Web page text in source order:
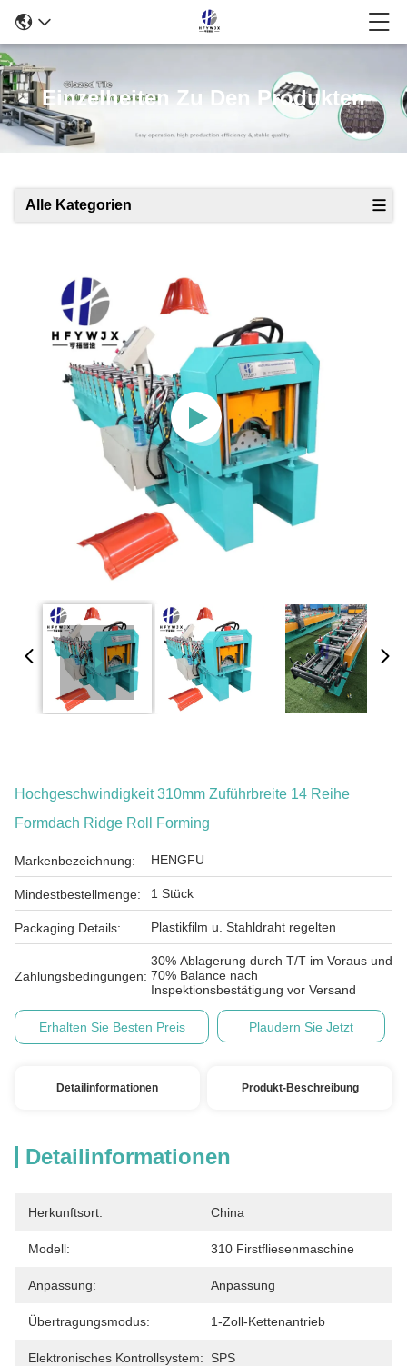
Einzelheiten Zu Den Produkten
Alle Kategorien
Hochgeschwindigkeit 310mm Zuführbreite 14 Reihe
Formdach Ridge Roll Forming
Markenbezeichnung: HENGFU
Mindestbestellmenge: 1 Stück
Packaging Details: Plastikfilm u. Stahldraht regelten
Zahlungsbedingungen:
30% Ablagerung durch T/T im Voraus und
70% Balance nach
Inspektionsbestätigung vor Versand
Erhalten Sie Besten Preis Plaudern Sie Jetzt
Detailinformationen Produkt-Beschreibung
Detailinformationen
Herkunftsort: China
Modell: 310 Firstfliesenmaschine
Anpassung: Anpassung
Übertragungsmodus: 1-Zoll-Kettenantrieb
Elektronisches Kontrollsystem: SPS